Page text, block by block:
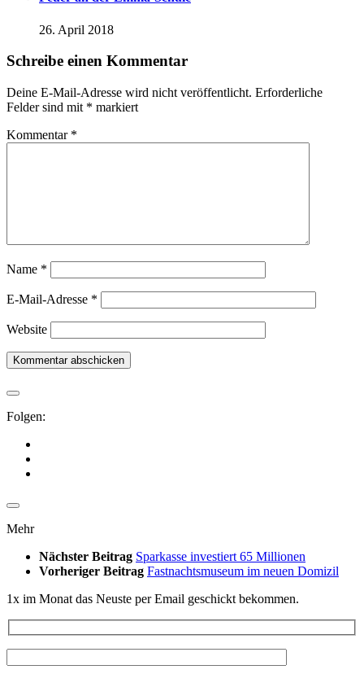
26. April 2018
Schreibe einen Kommentar
Deine E-Mail-Adresse wird nicht veröffentlicht. Erforderliche
Felder sind mit * markiert
Kommentar *
Name *
E-Mail-Adresse *
Website
Folgen:
Mehr
Nächster Beitrag Sparkasse investiert 65 Millionen
Vorheriger Beitrag Fastnachtsmuseum im neuen Domizil
1x im Monat das Neuste per Email geschickt bekommen.